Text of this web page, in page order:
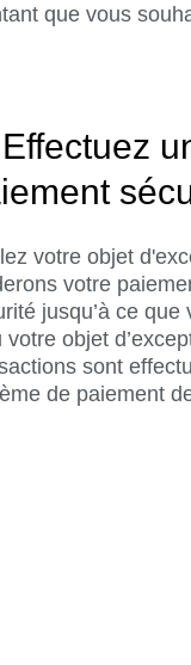
que vous
Effectuez
votre objet
votre
jusqu’à ce que
votre objet
sont
de paiement